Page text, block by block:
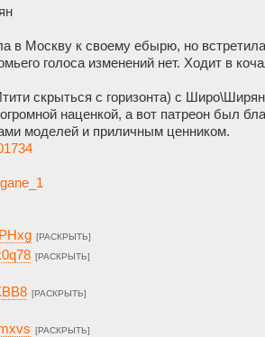
в Москву к своему ебырю, но
голоса изменений нет. Ходит в
скрыться с горизонта) с
наценкой, а вот патреон был
моделей и приличным ценником.
[РАСКРЫТЬ]
[РАСКРЫТЬ]
[РАСКРЫТЬ]
[РАСКРЫТЬ]